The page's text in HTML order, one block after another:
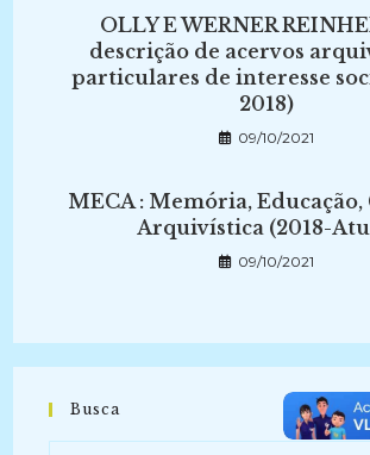
OLLY E WERNER
descrição de acervos
particulares de interesse
2018)
09/10/2021
MECA : Memória,
Arquivística (2018-
09/10/2021
Busca